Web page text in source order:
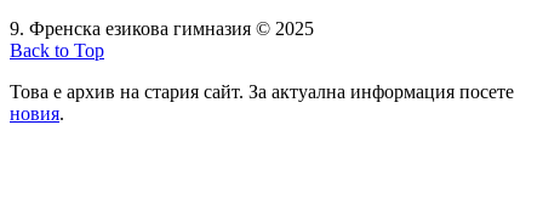
9. Френска езикова гимназия © 2025
Back to Top
Това е архив на стария сайт. За актуална информация посете
новия.